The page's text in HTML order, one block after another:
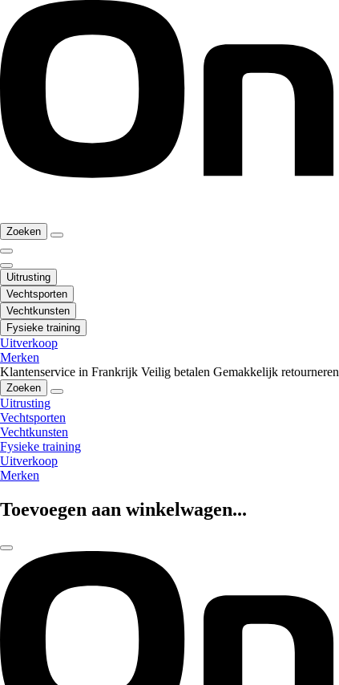
Zoeken
Uitrusting
Vechtsporten
Vechtkunsten
Fysieke training
Uitverkoop
Merken
Klantenservice in Frankrijk Veilig betalen Gemakkelijk retourneren
Zoeken
Uitrusting
Vechtsporten
Vechtkunsten
Fysieke training
Uitverkoop
Merken
Toevoegen aan winkelwagen...